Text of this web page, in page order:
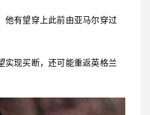
他有望穿上此前由亚马尔穿过
实现买断，还可能重返英格兰